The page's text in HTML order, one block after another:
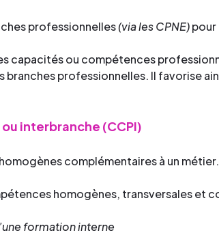
professionnelles(via les CPNE)pour
capacités ou compétences
branches professionnelles. Il favorise
interbranche (CCPI)
complémentaires à un métier.
homogènes, transversales et
formation interne